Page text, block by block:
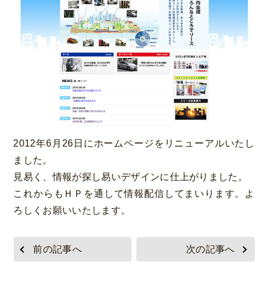
2012年6月26日にホームページをリニューアルいたし
ました。
見易く、情報が探し易いデザインに仕上がりました。
これからもＨＰを通して情報配信してまいります。よ
ろしくお願いいたします。
前の記事へ 次の記事へ